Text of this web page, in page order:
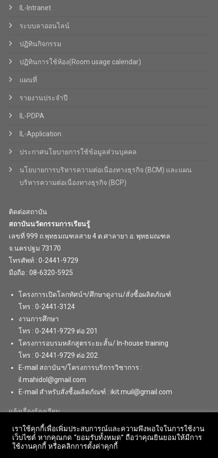
IL-Intranet
ระบบลาออนไลน์
ปฏิทินกิจกรรม
ปฏิทินการใช้ห้อง(Room usage calendar)
แผนที่
รายงานประจำปี
IL-PDPA
IL-Application
ประกาศนโยบายการใช้ข้อมูลส่วนบุคคล
นโยบายการบริหารความต่อเนื่องทางธุรกิจ (BCM) และแผน
บริหารความต่อเนื่องทางธุรกิจ (BCP)
ติดต่อสถาบัน
สถาบันนวัตกรรมการเรียนรู้
เลขที่ 999 ถ.พุทธมณฑลสาย 4 ต.ศาลายา อ. พุทธมณฑล
จ.นครปฐม 73170
โทรศัพท์ : 0-2441-9729
มือถือ : 08-6320-5925
โครงการเปิดโลกทัศน์ฯ/ศึกษาดูงาน/สั่งซื้อผลิตภัณฑ์
โทร : 0-2441-3124
งานการศึกษา
โทร : 0-2441-9729 ต่อ 201
โครงการอบรมหลักสูตรระยะสั้น/ In-house training
โทร : 0-2441-9729 ต่อ 202
E-mail สถาบันฯ/โครงการบริการวิชาการ :
il.mahidol@gmail.com
E-mail สำหรับสั่งซื้อผลิตภัณฑ์ : ikit.muil@gmail.com
แจ้งเรื่องร้องเรียน
เราใช้คุกกี้เพื่อเพิ่มประสบการณ์และความพึงพอใจในการใช้งาน
เว็บไซต์ หากคุณกด “ยอมรับทั้งหมด” ถือว่าคุณยินยอมให้มีการ
ใช้งานคุกกี้ หรือคลิกการตั้งค่าคุกกี้